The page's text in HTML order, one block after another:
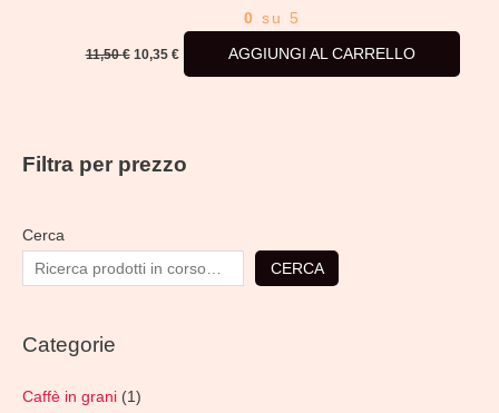
Filtra per prezzo
Cerca
CERCA
Categorie
Caffè in grani (1)
0 su 5
11,50€ 10,35 € AGGIUNGI AL CARRELLO